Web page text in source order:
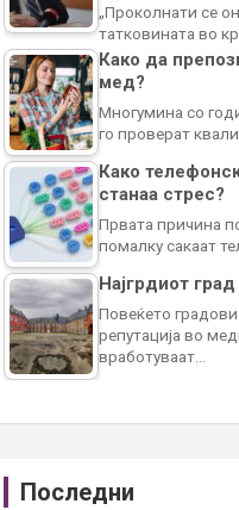
„Проколнати се
татковината во
Како да
мед?
Многумина со
го проверат
Како
станаа стрес?
Првата причина
помалку сакаат
Најгрдиот
Повеќето
репутација во
вработуваат…
Последни